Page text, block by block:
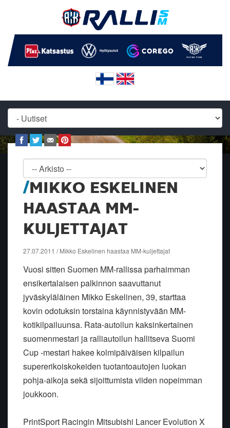
MIKKO ESKELINEN
HAASTAA MM-
KULJETTAJAT
27.07.2011 / Mikko Eskelinen haastaa MM-kuljettajat
Vuosi sitten Suomen MM-rallissa parhaimman
ensikertalaisen palkinnon saavuttanut
jyväskyläläinen Mikko Eskelinen, 39, starttaa
kovin odotuksin torstaina käynnistyvään MM-
kotikilpailuunsa. Rata-autoilun kaksinkertainen
suomenmestari ja ralliautoilun hallitseva Suomi
Cup -mestari hakee kolmipäiväisen kilpailun
supererikoiskokeiden tuotantoautojen luokan
pohja-aikoja sekä sijoittumista viiden nopeimman
joukkoon.
PrintSport Racingin Mitsubishi Lancer Evolution X